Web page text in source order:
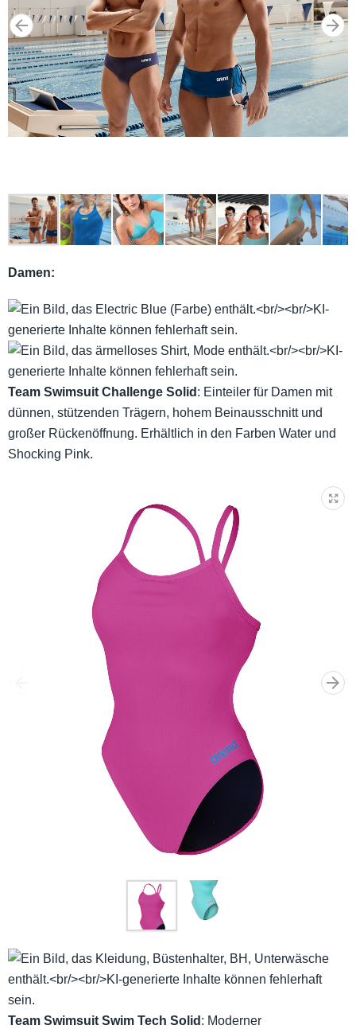
Damen:
Team Swimsuit Challenge Solid : Einteiler für Damen mit
dünnen, stützenden Trägern, hohem Beinausschnitt und
großer Rückenöffnung. Erhältlich in den Farben Water und
Shocking Pink.
Team Swimsuit Swim Tech Solid : Moderner